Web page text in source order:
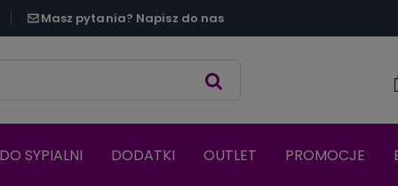
Masz pytania? Napisz do nas
SYPIALNI DODATKI OUTLET PROMOCJE